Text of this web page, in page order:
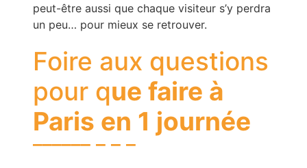
peut-être aussi que chaque visiteur s’y perdra
un peu… pour mieux se retrouver.
Foire aux questions
pour que faire à
Paris en 1 journée